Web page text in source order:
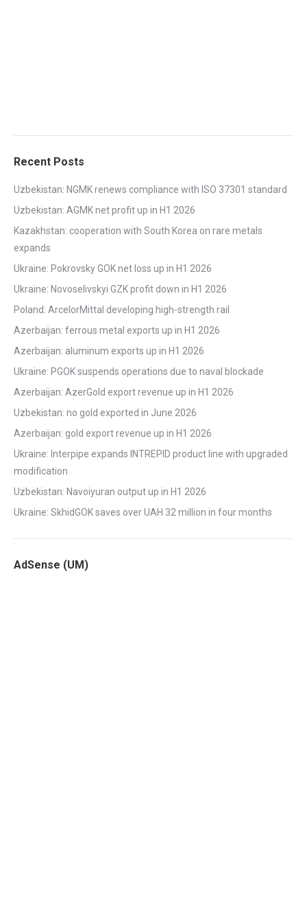
Recent Posts
Uzbekistan: NGMK renews compliance with ISO 37301 standard
Uzbekistan: AGMK net profit up in H1 2026
Kazakhstan: cooperation with South Korea on rare metals
expands
Ukraine: Pokrovsky GOK net loss up in H1 2026
Ukraine: Novoselivskyi GZK profit down in H1 2026
Poland: ArcelorMittal developing high-strength rail
Azerbaijan: ferrous metal exports up in H1 2026
Azerbaijan: aluminum exports up in H1 2026
Ukraine: PGOK suspends operations due to naval blockade
Azerbaijan: AzerGold export revenue up in H1 2026
Uzbekistan: no gold exported in June 2026
Azerbaijan: gold export revenue up in H1 2026
Ukraine: Interpipe expands INTREPID product line with upgraded
modification
Uzbekistan: Navoiyuran output up in H1 2026
Ukraine: SkhidGOK saves over UAH 32 million in four months
AdSense (UM)